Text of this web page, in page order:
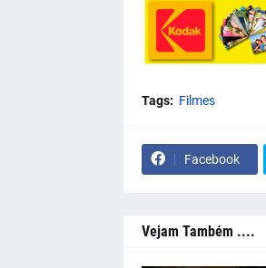
Tags: Filmes
Facebook
Vejam Também ....